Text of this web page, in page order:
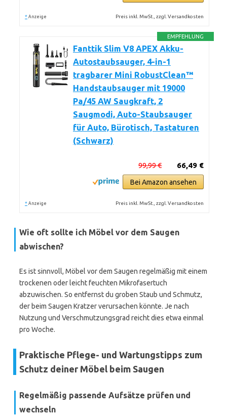
* Anzeige Preis inkl. MwSt., zzgl. Versandkosten
EMPFEHLUNG
Fanttik Slim V8 APEX Akku-
Autostaubsauger, 4-in-1
tragbarer Mini RobustClean™
Handstaubsauger mit 19000
Pa/45 AW Saugkraft, 2
Saugmodi, Auto-Staubsauger
für Auto, Bürotisch, Tastaturen
(Schwarz)
66,49 €
99,99 €
Bei Amazon ansehen
* Anzeige Preis inkl. MwSt., zzgl. Versandkosten
Wie oft sollte ich Möbel vor dem Saugen
abwischen?
Es ist sinnvoll, Möbel vor dem Saugen regelmäßig mit einem
trockenen oder leicht feuchten Mikrofasertuch
abzuwischen. So entfernst du groben Staub und Schmutz,
der beim Saugen Kratzer verursachen könnte. Je nach
Nutzung und Verschmutzungsgrad reicht dies etwa einmal
pro Woche.
Praktische Pflege- und Wartungstipps zum
Schutz deiner Möbel beim Saugen
Regelmäßig passende Aufsätze prüfen und
wechseln